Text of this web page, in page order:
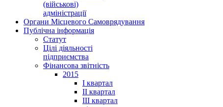
(військові)
адміністрації
Органи Місцевого Самоврядування
Публічна інформація
Статут
Цілі діяльності
підприємства
Фінансова звітність
2015
I квартал
II квартал
III квартал